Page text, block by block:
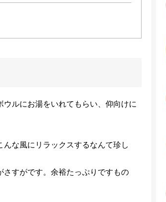
ルにお湯をいれてもらい、仰向けに
な風にリラックスするなんて珍し
さすがです。余裕たっぷりですもの